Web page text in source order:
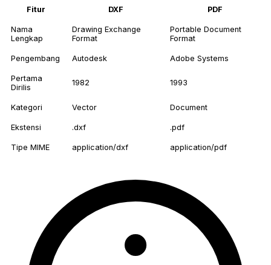
Fitur DXF PDF
Nama
Lengkap
Drawing Exchange
Format
Portable Document
Format
Pengembang Autodesk Adobe Systems
Pertama
Dirilis
1982 1993
Kategori Vector Document
Ekstensi .dxf .pdf
Tipe MIME application/dxf application/pdf